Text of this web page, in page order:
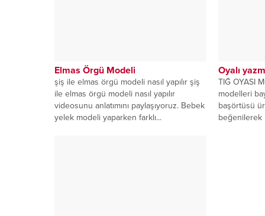
Elmas Örgü Modeli
şiş ile elmas örgü modeli nasıl yapılır şiş
ile elmas örgü modeli nasıl yapılır
videosunu anlatımını paylaşıyoruz. Bebek
yelek modeli yaparken farklı...
Oyalı
TIĞ OYASI
modelleri
başörtüsü
beğenilerek